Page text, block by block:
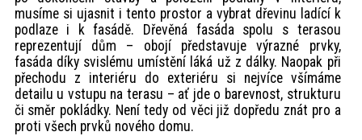
musíme si ujasnit i tento prostor a vybrat dřevinu ladící k
podlaze i k fasádě. Dřevěná fasáda spolu s terasou
reprezentují dům – obojí představuje výrazné prvky,
fasáda díky svislému umístění láká už z dálky. Naopak při
přechodu z interiéru do exteriéru si nejvíce všímáme
detailu u vstupu na terasu – ať jde o barevnost, strukturu
či směr pokládky. Není tedy od věci již dopředu znát pro a
proti všech prvků nového domu.